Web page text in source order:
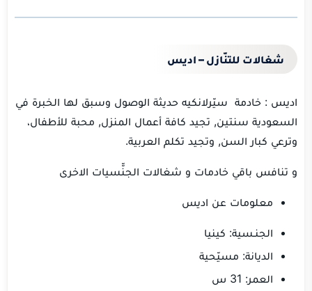
شغالات للتنّازل – اديس
اديس : خادمة سيّرلانكيه حديثة الوصول وسبق لها الخبرة في
السعودية سنتين, تجيد كافة أعمال المنزل, محبة للأطفال،
وترعي كبار السن, وتجيد تكلم العربية.
و تنافس باقي خادمات و شغالات الجنّّسيات الاخرى
معلومات عن اديس
الجنـسية: كينيا
الديانة: مسيّحية
العمر: 31 س